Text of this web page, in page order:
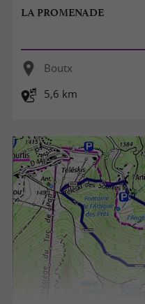
LA PROMENADE
Boutx
5,6 km